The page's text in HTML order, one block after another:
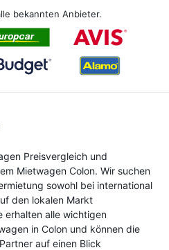
bekannten Anbieter.
Preisvergleich und
Mietwagen Colon. Wir suchen
sowohl bei international
den lokalen Markt
erhalten alle wichtigen
in Colon und können die
auf einen Blick